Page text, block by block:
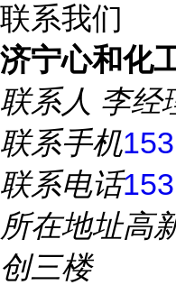
联系我们
济宁心和化
联系人 李经
联系手机
联系电话
所在地址高
创三楼